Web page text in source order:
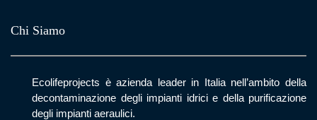
Chi Siamo
Ecolifeprojects è azienda leader in Italia nell’ambito della
decontaminazione degli impianti idrici e della purificazione
degli impianti aeraulici.